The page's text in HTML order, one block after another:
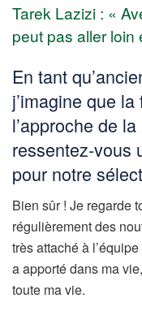
Tarek Lazizi : «
peut pas aller loin
En tant
j’imagine que
l’approche de
ressentez-vous
pour notre
Bien sûr ! Je regarde
régulièrement des
très attaché à
a apporté dans ma
toute ma vie.